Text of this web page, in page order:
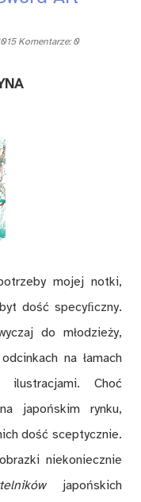
Komentarze: 0
mojej notki,
dość specyﬁczny.
do młodzieży,
na łamach
Choć
japońskim rynku,
dość sceptycznie.
niekoniecznie
japońskich